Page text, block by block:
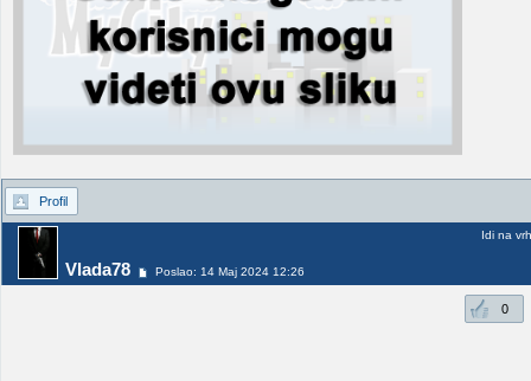
Profil
Vlada78 Poslao: 14 Maj 2024 12:26
Idi na vrh
0